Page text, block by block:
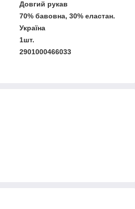
Довгий рукав
70% бавовна, 30% еластан.
Україна
1шт.
2901000466033